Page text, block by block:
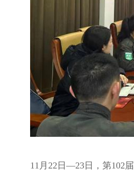
11月22日—23日，第102